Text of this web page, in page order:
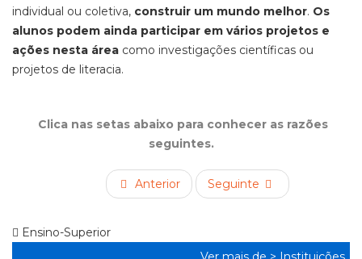
individual ou coletiva, construir um mundo melhor. Os
alunos podem ainda participar em vários projetos e
ações nesta área como investigações científicas ou
projetos de literacia.
Clica nas setas abaixo para conhecer as razões
seguintes.
Anterior Seguinte
Ensino-Superior